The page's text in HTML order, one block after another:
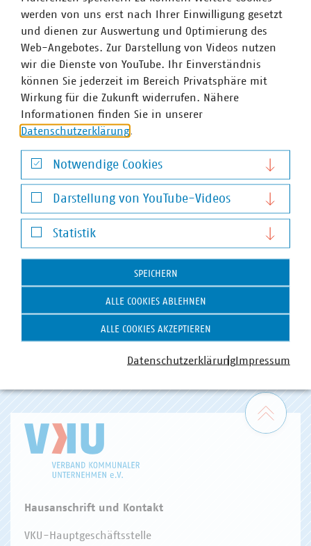
+49 30 58580-162
gehring(at)vku(dot)de
Olaf Schmidt
Fachausschuss-Vorsitzender
+49 202 4042 777
olaf.schmidt(at)awg-wuppertal(dot)de
WASSER/ABWASSER ABFALLWIRTSCHAFT
RECHT
Zum
Hausanschrift und Kontakt
VKU-Hauptgeschäftsstelle
werden von uns erst nach Ihrer Einwilligung gesetzt
und dienen zur Auswertung und Optimierung des
Web-Angebotes. Zur Darstellung von Videos nutzen
wir die Dienste von YouTube. Ihr Einverständnis
können Sie jederzeit im Bereich Privatsphäre mit
Wirkung für die Zukunft widerrufen. Nähere
Informationen finden Sie in unserer
Datenschutzerklärung
Notwendige Cookies
Notwendige Cookies
Darstellung von YouTube-Videos
Darstellung von YouTube-Videos
Statistik
Statistik
SPEICHERN
ALLE COOKIES ABLEHNEN
ALLE COOKIES AKZEPTIEREN
DatenschutzerklärungImpressum